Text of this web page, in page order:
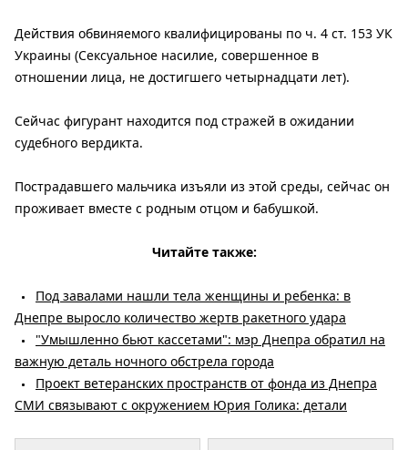
Действия обвиняемого квалифицированы по ч. 4 ст. 153 УК
Украины (Сексуальное насилие, совершенное в
отношении лица, не достигшего четырнадцати лет).
Сейчас фигурант находится под стражей в ожидании
судебного вердикта.
Пострадавшего мальчика изъяли из этой среды, сейчас он
проживает вместе с родным отцом и бабушкой.
Читайте также:
Под завалами нашли тела женщины и ребенка: в
Днепре выросло количество жертв ракетного удара
"Умышленно бьют кассетами": мэр Днепра обратил на
важную деталь ночного обстрела города
Проект ветеранских пространств от фонда из Днепра
СМИ связывают с окружением Юрия Голика: детали